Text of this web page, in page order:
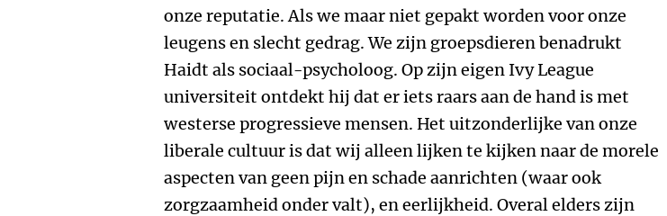
onze reputatie. Als we maar niet gepakt worden voor onze
leugens en slecht gedrag. We zijn groepsdieren benadrukt
Haidt als sociaal-psycholoog. Op zijn eigen Ivy League
universiteit ontdekt hij dat er iets raars aan de hand is met
westerse progressieve mensen. Het uitzonderlijke van onze
liberale cultuur is dat wij alleen lijken te kijken naar de morele
aspecten van geen pijn en schade aanrichten (waar ook
zorgzaamheid onder valt), en eerlijkheid. Overal elders zijn